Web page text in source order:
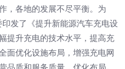
，各地的发展不尽平衡。为
发了《提升新能源汽车充电设
提升充电的技术水平，提高充
面优化设施布局，增强充电网
质和服务质量，优化布局。